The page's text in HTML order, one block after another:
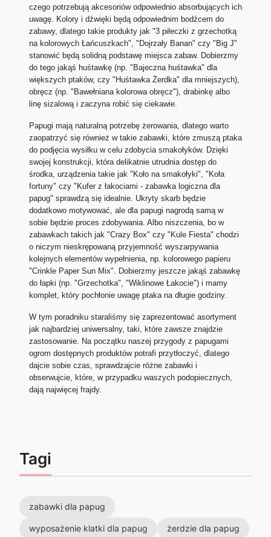
czego potrzebują akcesoriów odpowiednio absorbujących ich
uwagę. Kolory i dźwięki będą odpowiednim bodźcem do
zabawy, dlatego takie produkty jak "3 piłeczki z grzechotką
na kolorowych Łańcuszkach", "Dojrzały Banan" czy "Big J"
stanowić będą solidną podstawę miejsca zabaw. Dobierzmy
do tego jakąś huśtawkę (np. "Bajeczna huśtawka" dla
większych ptaków, czy "Huśtawka Żerdka" dla mniejszych),
obręcz (np. "Bawełniana kolorowa obręcz"), drabinkę albo
linę sizalową i zaczyna robić się ciekawie.
Papugi mają naturalną potrzebę żerowania, dlatego warto
zaopatrzyć się również w takie zabawki, które zmuszą ptaka
do podjęcia wysiłku w celu zdobycia smakołyków. Dzięki
swojej konstrukcji, która delikatnie utrudnia dostęp do
środka, urządzenia takie jak "Koło na smakołyki", "Koła
fortuny" czy "Kufer z łakociami - zabawka logiczna dla
papug" sprawdzą się idealnie. Ukryty skarb będzie
dodatkowo motywować, ale dla papugi nagrodą samą w
sobie będzie proces zdobywania. Albo niszczenia, bo w
zabawkach takich jak "Crazy Box" czy "Kule Fiesta" chodzi
o niczym nieskrępowaną przyjemność wyszarpywania
kolejnych elementów wypełnienia, np. kolorowego papieru
"Crinkle Paper Sun Mix". Dobierzmy jeszcze jakąś zabawkę
do łapki (np. "Grzechotka", "Wiklinowe Łakocie") i mamy
komplet, który pochłonie uwagę ptaka na długie godziny.
W tym poradniku staraliśmy się zaprezentować asortyment
jak najbardziej uniwersalny, taki, które zawsze znajdzie
zastosowanie. Na początku naszej przygody z papugami
ogrom dostępnych produktów potrafi przytłoczyć, dlatego
dajcie sobie czas, sprawdzajcie różne zabawki i
obserwujcie, które, w przypadku waszych podopiecznych,
dają najwięcej frajdy.
Tagi
zabawki dla papug
wyposażenie klatki dla papug żerdzie dla papug